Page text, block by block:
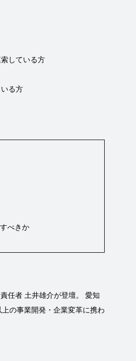
している方
る方
べきか
任者 土井雄介が登壇。 愛知
の事業開発・企業変革に携わ